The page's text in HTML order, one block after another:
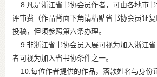
8.凡是浙江省书协会员作者，可由各地市书
评审费（作品背面下角请粘贴省书协会员证
投稿，但须参照第六条办理。
9.非浙江省书协会员入展可视为加入浙江
者可视为加入省书协条件之一。
10.每位作者提供的作品，落款姓名与身份